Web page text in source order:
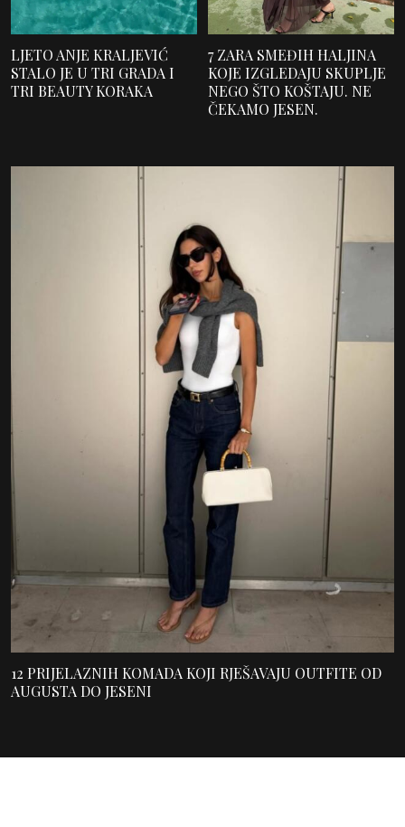
LJETO ANJE KRALJEVIĆ
STALO JE U TRI GRADA I
TRI BEAUTY KORAKA
7 ZARA SMEĐIH HALJINA
KOJE IZGLEDAJU SKUPLJE
NEGO ŠTO KOŠTAJU. NE
ČEKAMO JESEN.
12 PRIJELAZNIH KOMADA KOJI RJEŠAVAJU OUTFITE OD
AUGUSTA DO JESENI